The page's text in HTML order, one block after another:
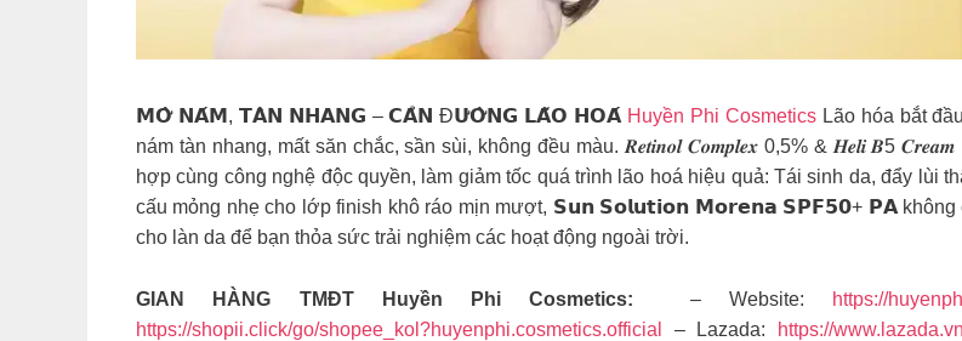
𝗠𝗢̛̀ 𝗡𝗔́𝗠, 𝗧𝗔̀𝗡 𝗡𝗛𝗔𝗡𝗚 – 𝗖𝗔̉𝗡 Đ𝗨̛𝗢̛̀𝗡𝗚 𝗟𝗔̃𝗢 𝗛𝗢𝗔́ Huyền Phi CosmeticsLão hóa bắt
nám tàn nhang, mất săn chắc, sần sùi, không đều màu. 𝑹𝒆𝒕𝒊𝒏𝒐𝒍 𝑪𝒐𝒎𝒑𝒍𝒆𝒙 0,5% & 𝑯𝒆𝒍𝒊 𝑩5
hợp cùng công nghệ độc quyền, làm giảm tốc quá trình lão hoá hiệu quả: Tái sinh da, đẩy lùi
cấu mỏng nhẹ cho lớp finish khô ráo mịn mượt, 𝗦𝘂𝗻 𝗦𝗼𝗹𝘂𝘁𝗶𝗼𝗻 𝗠𝗼𝗿𝗲𝗻𝗮 𝗦𝗣𝗙𝟱𝟬+ 𝗣𝗔 không
cho làn da để bạn thỏa sức trải nghiệm các hoạt động ngoài trời.
GIAN HÀNG TMĐT Huyền Phi Cosmetics: – Website: https://
https://shopii.click/go/shopee_kol?huyenphi.cosmetics.official
– Lazada: https://